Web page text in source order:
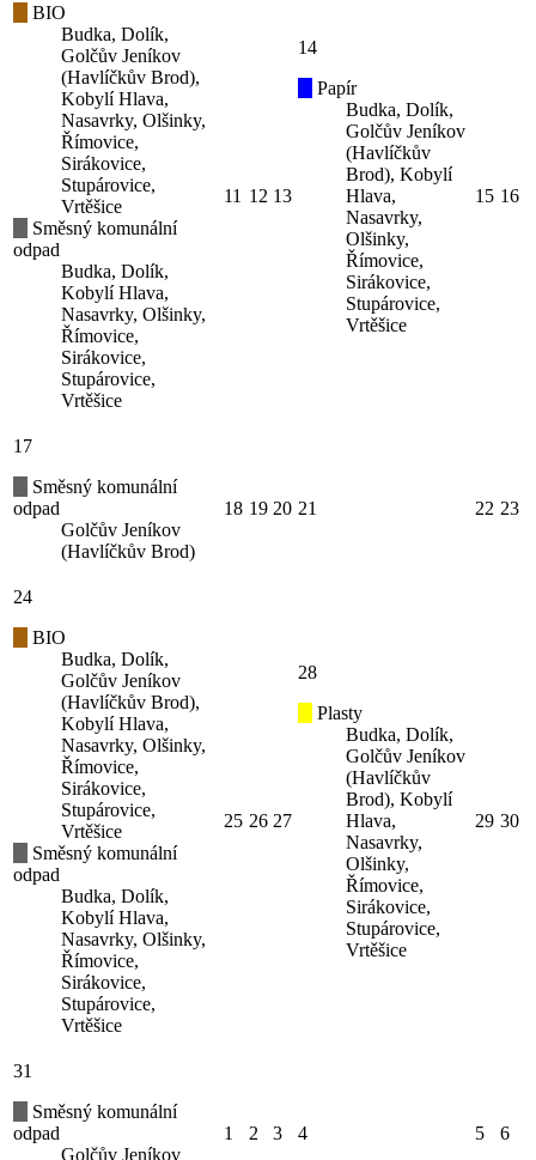
BIO
Budka, Dolík,
Golčův Jeníkov
(Havlíčkův Brod),
Kobylí Hlava,
Nasavrky, Olšinky,
Římovice,
Sirákovice,
Stupárovice,
Vrtěšice
Směsný komunální
odpad
Budka, Dolík,
Kobylí Hlava,
Nasavrky, Olšinky,
Římovice,
Sirákovice,
Stupárovice,
Vrtěšice
11 12 13
14
Papír
Budka, Dolík,
Golčův Jeníkov
(Havlíčkův
Brod), Kobylí
Hlava,
Nasavrky,
Olšinky,
Římovice,
Sirákovice,
Stupárovice,
Vrtěšice
15 16
17
Směsný komunální
odpad
Golčův Jeníkov
(Havlíčkův Brod)
18 19 20 21 22 23
24
BIO
Budka, Dolík,
Golčův Jeníkov
(Havlíčkův Brod),
Kobylí Hlava,
Nasavrky, Olšinky,
Římovice,
Sirákovice,
Stupárovice,
Vrtěšice
Směsný komunální
odpad
Budka, Dolík,
Kobylí Hlava,
Nasavrky, Olšinky,
Římovice,
Sirákovice,
Stupárovice,
Vrtěšice
25 26 27
28
Plasty
Budka, Dolík,
Golčův Jeníkov
(Havlíčkův
Brod), Kobylí
Hlava,
Nasavrky,
Olšinky,
Římovice,
Sirákovice,
Stupárovice,
Vrtěšice
29 30
31
Směsný komunální
odpad
Golčův Jeníkov
1 2 3 4 5 6